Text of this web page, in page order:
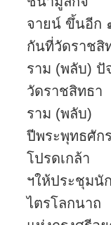
จายน์ ขึ้นอีก
กันที่วัดราชสิ
ราม (พลับ)
วัดราชสิทธา
ราม (พลับ)
ปีพระพุทธศัก
โปรดเกล้า
ฯให้ประชุมนั
ไตรโลกนาถ